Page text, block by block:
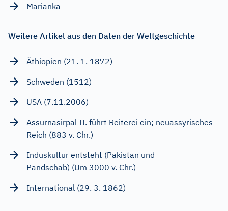
Marianka
Weitere Artikel aus den Daten der Weltgeschichte
Äthiopien (21. 1. 1872)
Schweden (1512)
USA (7.11.2006)
Assurnasirpal II. führt Reiterei ein; neuassyrisches
Reich (883 v. Chr.)
Induskultur entsteht (Pakistan und
Pandschab) (Um 3000 v. Chr.)
International (29. 3. 1862)